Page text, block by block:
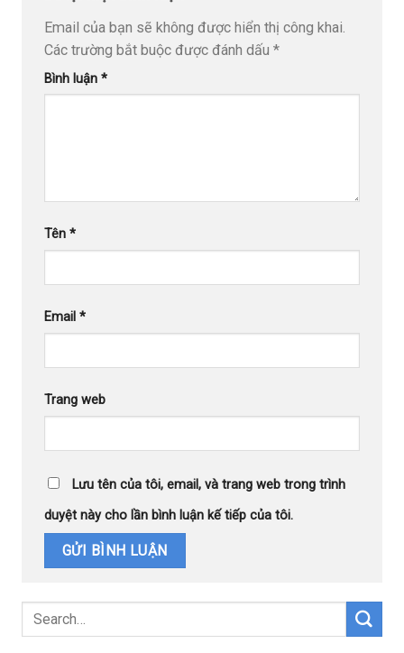
Email của bạn sẽ không được hiển thị công khai.
Các trường bắt buộc được đánh dấu *
Bình luận *
Tên *
Email *
Trang web
Lưu tên của tôi, email, và trang web trong trình
duyệt này cho lần bình luận kế tiếp của tôi.